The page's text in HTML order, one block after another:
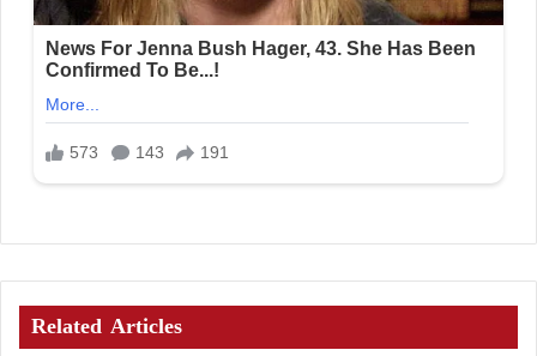
Related Articles